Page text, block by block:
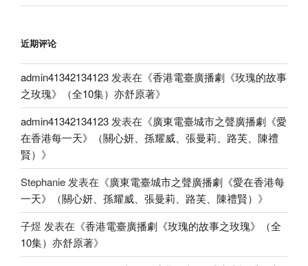
近期评论
admin41342134123发表在《香港電臺廣播劇《玫瑰的故事
之玫瑰》（全10集）亦舒原著》
admin41342134123发表在《廣東電臺城市之聲廣播劇《愛
在香港每一天》（關心妍、孫耀威、張曼莉、路芙、陳禮
賢） 》
Stephanie发表在《廣東電臺城市之聲廣播劇《愛在香港每
一天》（關心妍、孫耀威、張曼莉、路芙、陳禮賢） 》
子煜 发表在《香港電臺廣播劇《玫瑰的故事之玫瑰》（全
10集）亦舒原著》